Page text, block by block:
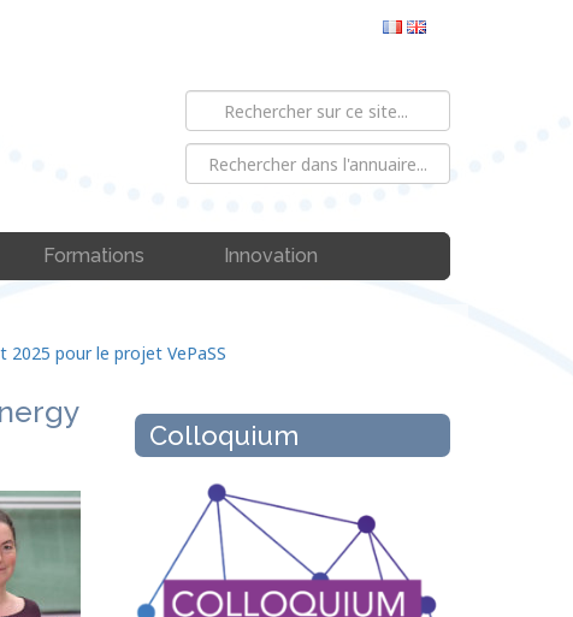
Formations Innovation
2025 pour le projet VePaSS
Colloquium